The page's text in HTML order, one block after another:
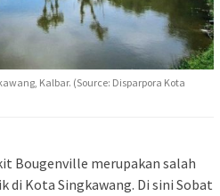
Kalbar. (Source: Disparpora Kota
Bougenville merupakan salah
di Kota Singkawang. Di sini Sobat